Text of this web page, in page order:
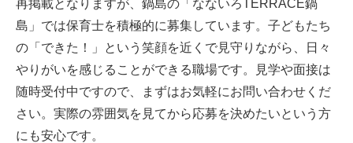
再掲載となりますが、鍋島の「なないろTERRACE鍋
島」では保育士を積極的に募集しています。子どもたち
の「できた！」という笑顔を近くで見守りながら、日々
やりがいを感じることができる職場です。見学や面接は
随時受付中ですので、まずはお気軽にお問い合わせくだ
さい。実際の雰囲気を見てから応募を決めたいという方
にも安心です。